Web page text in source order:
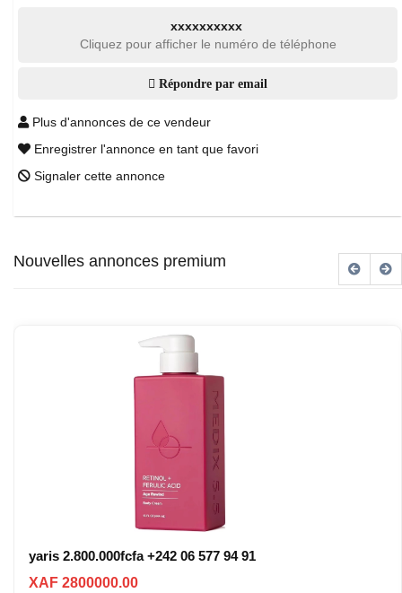
xxxxxxxxxx
Cliquez pour afficher le numéro de téléphone
Répondre par email
Plus d'annonces de ce vendeur
Enregistrer l'annonce en tant que favori
Signaler cette annonce
Nouvelles annonces premium
yaris 2.800.000fcfa +242 06 577 94 91
XAF 2800000.00